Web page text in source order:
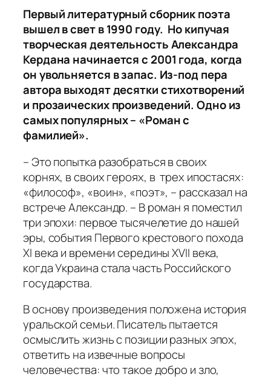
Первый литературный сборник поэта
вышел в свет в 1990 году. Но кипучая
творческая деятельность Александра
Кердана начинается с 2001 года, когда
он увольняется в запас. Из-под пера
автора выходят десятки стихотворений
и прозаических произведений. Одно из
самых популярных – «Роман с
фамилией».
– Это попытка разобраться в своих
корнях, в своих героях, в трех ипостасях:
«философ», «воин», «поэт», – рассказал на
встрече Александр. – В роман я поместил
три эпохи: первое тысячелетие до нашей
эры, события Первого крестового похода
XI века и времени середины XVII века,
когда Украина стала часть Российского
государства.
В основу произведения положена история
уральской семьи. Писатель пытается
осмыслить жизнь с позиции разных эпох,
ответить на извечные вопросы
человечества: что такое добро и зло,